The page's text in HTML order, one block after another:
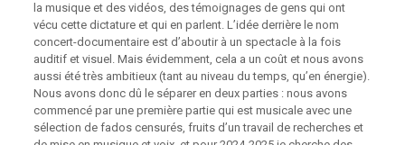
la musique et des vidéos, des témoignages de gens qui ont
vécu cette dictature et qui en parlent. L’idée derrière le nom
concert-documentaire est d’aboutir à un spectacle à la fois
auditif et visuel. Mais évidemment, cela a un coût et nous avons
aussi été très ambitieux (tant au niveau du temps, qu’en énergie).
Nous avons donc dû le séparer en deux parties : nous avons
commencé par une première partie qui est musicale avec une
sélection de fados censurés, fruits d’un travail de recherches et